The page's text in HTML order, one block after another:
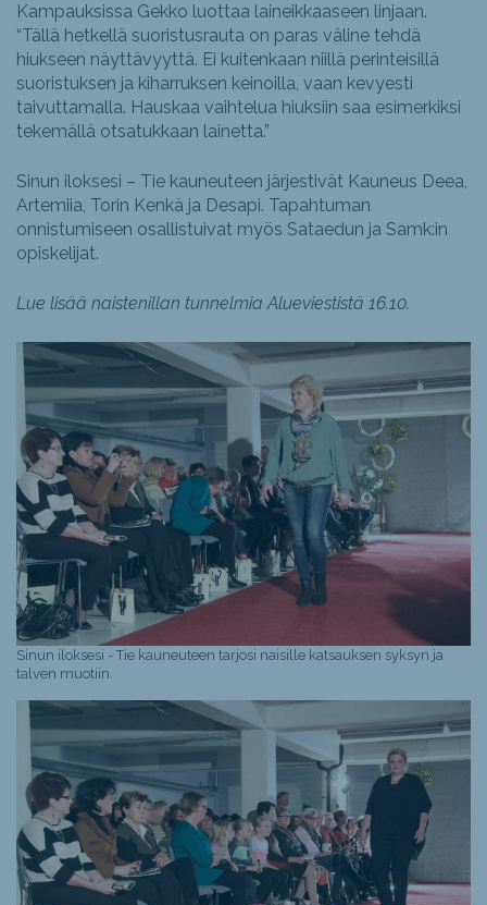
Kampauksissa Gekko luottaa laineikkaaseen linjaan.
“Tällä hetkellä suoristusrauta on paras väline tehdä
hiukseen näyttävyyttä. Ei kuitenkaan niillä perinteisillä
suoristuksen ja kiharruksen keinoilla, vaan kevyesti
taivuttamalla. Hauskaa vaihtelua hiuksiin saa esimerkiksi
tekemällä otsatukkaan lainetta.”
Sinun iloksesi – Tie kauneuteen järjestivät Kauneus Deea,
Artemiia, Torin Kenkä ja Desapi. Tapahtuman
onnistumiseen osallistuivat myös Sataedun ja Samk:in
opiskelijat.
Lue lisää naistenillan tunnelmia Alueviestistä 16.10.
Sinun iloksesi - Tie kauneuteen tarjosi naisille katsauksen syksyn ja
talven muotiin.